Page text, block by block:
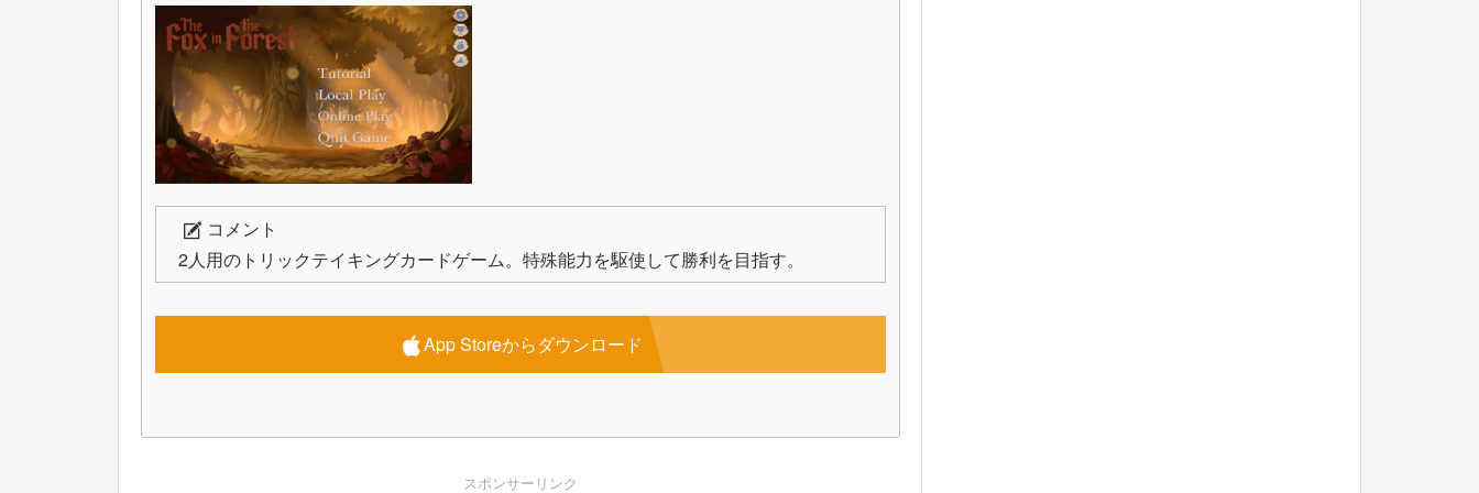
コメント
2人用のトリックテイキングカードゲーム。特殊能力を駆使して勝利を目指す。
App Storeからダウンロード
スポンサーリンク